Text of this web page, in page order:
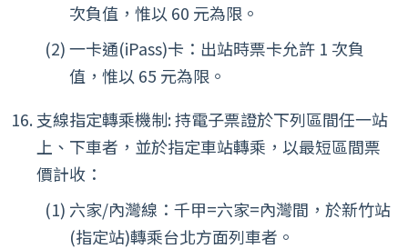
次負值，惟以 60 元為限。
一卡通(iPass)卡：出站時票卡允許 1 次負
值，惟以 65 元為限。
支線指定轉乘機制: 持電子票證於下列區間任一站
上、下車者，並於指定車站轉乘，以最短區間票
價計收：
六家/內灣線：千甲=六家=內灣間，於新竹站
(指定站)轉乘台北方面列車者。